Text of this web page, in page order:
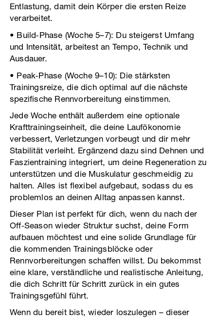
Entlastung, damit dein Körper die ersten Reize
verarbeitet.
• Build‑Phase (Woche 5–7): Du steigerst Umfang
und Intensität, arbeitest an Tempo, Technik und
Ausdauer.
• Peak‑Phase (Woche 9–10): Die stärksten
Trainingsreize, die dich optimal auf die nächste
spezifische Rennvorbereitung einstimmen.
Jede Woche enthält außerdem eine optionale
Krafttrainingseinheit, die deine Laufökonomie
verbessert, Verletzungen vorbeugt und dir mehr
Stabilität verleiht. Ergänzend dazu sind Dehnen und
Faszientraining integriert, um deine Regeneration zu
unterstützen und die Muskulatur geschmeidig zu
halten. Alles ist flexibel aufgebaut, sodass du es
problemlos an deinen Alltag anpassen kannst.
Dieser Plan ist perfekt für dich, wenn du nach der
Off‑Season wieder Struktur suchst, deine Form
aufbauen möchtest und eine solide Grundlage für
die kommenden Trainingsblöcke oder
Rennvorbereitungen schaffen willst. Du bekommst
eine klare, verständliche und realistische Anleitung,
die dich Schritt für Schritt zurück in ein gutes
Trainingsgefühl führt.
Wenn du bereit bist, wieder loszulegen – dieser